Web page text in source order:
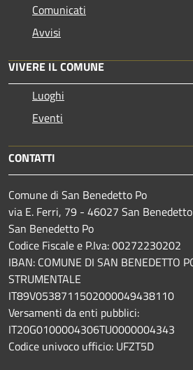
Comunicati
Avvisi
VIVERE IL COMUNE
Luoghi
Eventi
CONTATTI
Comune di San Benedetto Po
via E. Ferri, 79 - 46027 San
San Benedetto Po
Codice Fiscale e P.Iva: 00272230202
IBAN: COMUNE DI SAN BENEDETTO
STRUMENTALE
IT89V0538711502000049438110
Versamenti da enti pubblici:
IT20G0100004306TU0000004343
Codice univoco ufficio: UFZT5D